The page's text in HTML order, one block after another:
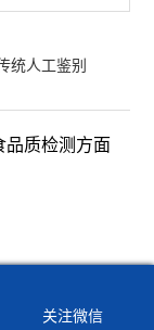
统人工鉴别
品质检测方面
本文将对该仪
关注微信